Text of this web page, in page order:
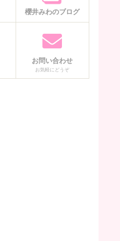
櫻井みわのブログ
お問い合わせ
お気軽にどうぞ